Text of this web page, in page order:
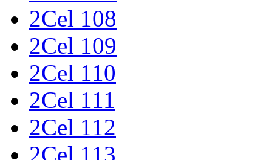
2Cel 108
2Cel 109
2Cel 110
2Cel 111
2Cel 112
2Cel 113